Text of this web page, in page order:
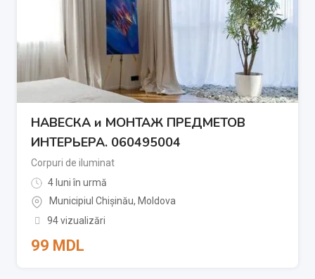
НАВЕСКА и МОНТАЖ ПРЕДМЕТОВ
ИНТЕРЬЕРА. 060495004
Corpuri de iluminat
4 luni în urmă
Municipiul Chișinău, Moldova
94 vizualizări
99 MDL